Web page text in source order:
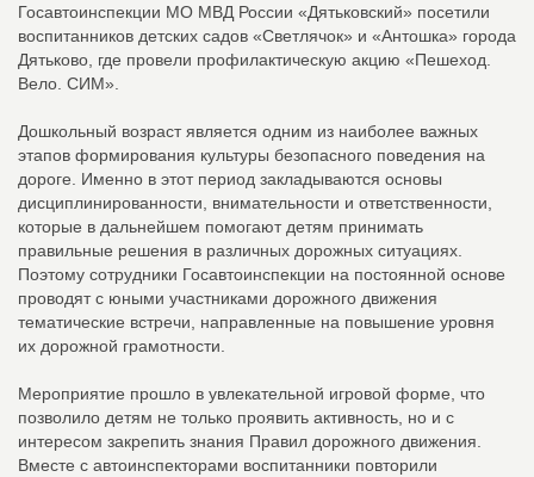
Госавтоинспекции МО МВД России «Дятьковский» посетили
воспитанников детских садов «Светлячок» и «Антошка» города
Дятьково, где провели профилактическую акцию «Пешеход.
Вело. СИМ».
Дошкольный возраст является одним из наиболее важных
этапов формирования культуры безопасного поведения на
дороге. Именно в этот период закладываются основы
дисциплинированности, внимательности и ответственности,
которые в дальнейшем помогают детям принимать
правильные решения в различных дорожных ситуациях.
Поэтому сотрудники Госавтоинспекции на постоянной основе
проводят с юными участниками дорожного движения
тематические встречи, направленные на повышение уровня
их дорожной грамотности.
Мероприятие прошло в увлекательной игровой форме, что
позволило детям не только проявить активность, но и с
интересом закрепить знания Правил дорожного движения.
Вместе с автоинспекторами воспитанники повторили